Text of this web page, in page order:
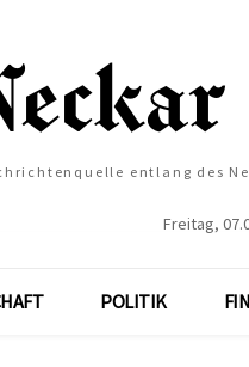
entlang des
Freitag,
POLITIK